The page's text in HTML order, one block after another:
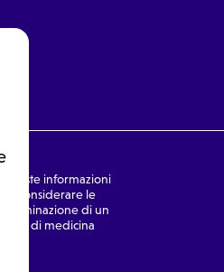
queste informazioni
considerare le
di un
di medicina